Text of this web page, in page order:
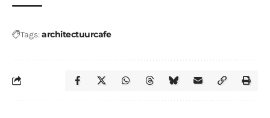
Tags:architectuurcafe